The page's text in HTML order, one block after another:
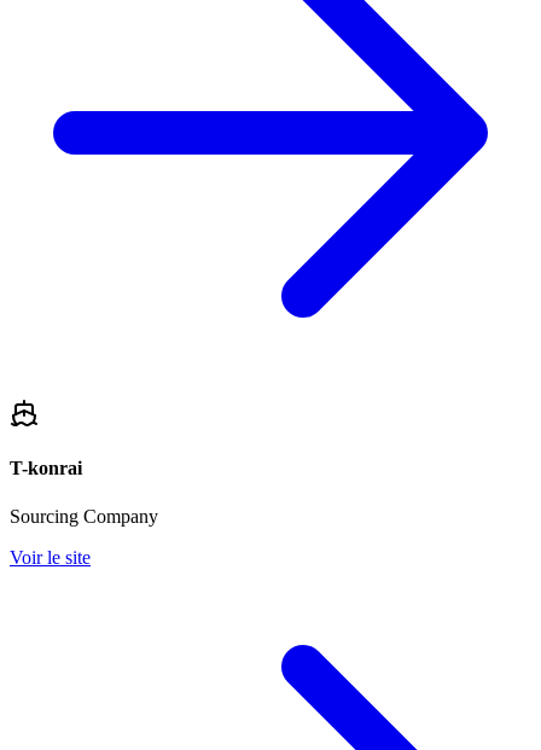
T-konrai
Sourcing Company
Voir le site